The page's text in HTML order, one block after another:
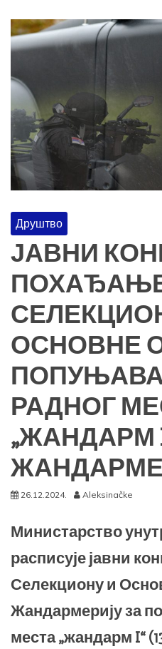
Друштво
ЈАВНИ
ОСНОВНЕ
РАДНОГ
„ЖАНДАРМ
26.12.2024. Aleksinačke
Министарство
расписује јавни
Селекциону и
Жандармерију за
места „жандарм I“